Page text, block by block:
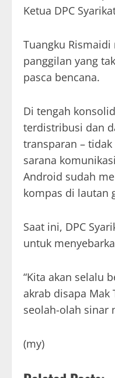
Ketua DPC
Tuangku
panggilan yang
pasca bencana.
Di tengah
terdistribusi dan
transparan –
sarana
Android sudah
kompas di lautan
Saat ini, DPC
untuk
“Kita akan selalu
akrab disapa Mak
seolah-olah sinar
(my)